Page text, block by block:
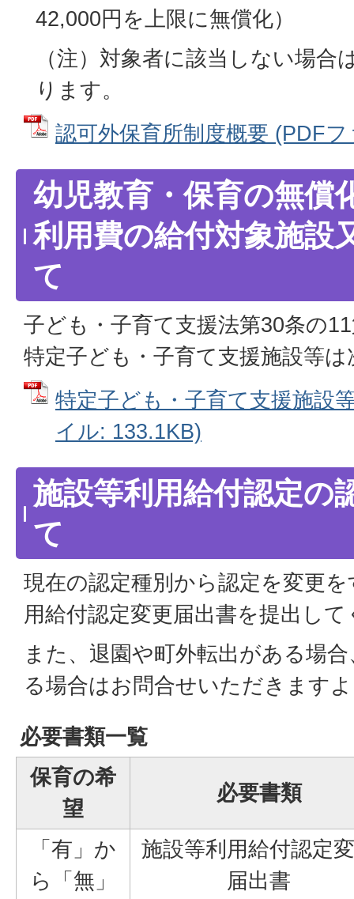
42,000円を上限に無償化）
（注）対象者に該当しない場合
ります。
認可外保育所制度概要 (PDF
幼児教育・保育の無償
利用費の給付対象施設
て
子ども・子育て支援法第30条の
特定子ども・子育て支援施設等
特定子ども・子育て支援施設
イル: 133.1KB)
施設等利用給付認定の
て
現在の認定種別から認定を変更
用給付認定変更届出書を提出し
また、退園や町外転出がある場
る場合はお問合せいただきます
必要書類一覧
保育の希
望
必要書類
「有」か
ら「無」
施設等利用給付認定
届出書